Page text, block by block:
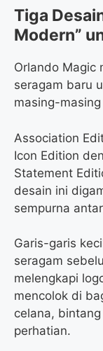
Tiga
Modern”
Orlando Magic
seragam baru
masing-
Association
Icon Edition
Statement
desain ini
sempurna
Garis-garis
seragam
melengkapi
mencolok di
celana,
perhatian.